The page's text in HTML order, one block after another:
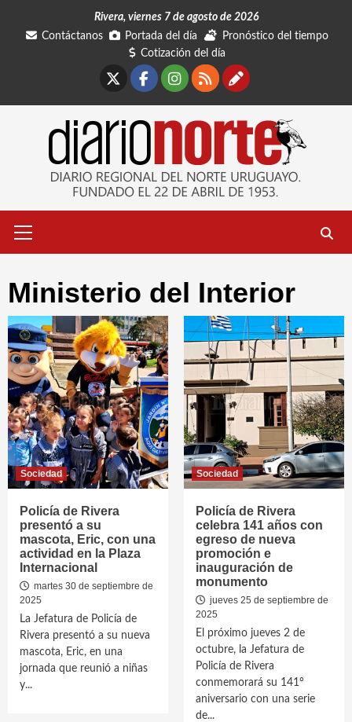
Rivera, viernes 7 de agosto de 2026
Contáctanos
Portada del día
Pronóstico del tiempo
Cotización del día
Facebook
Instagram
RSSContáctanos
primario
Ministerio del Interior
Sociedad
Policía de Rivera
presentó a su
mascota, Eric, con una
actividad en la Plaza
Internacional
martes 30 de septiembre de
2025
La Jefatura de Policía de
Rivera presentó a su nueva
mascota, Eric, en una
jornada que reunió a niñas
y...
Sociedad
Policía de Rivera
celebra 141 años con
egreso de nueva
promoción e
inauguración de
monumento
jueves 25 de septiembre de
2025
El próximo jueves 2 de
octubre, la Jefatura de
Policía de Rivera
conmemorará su 141º
aniversario con una serie
de...